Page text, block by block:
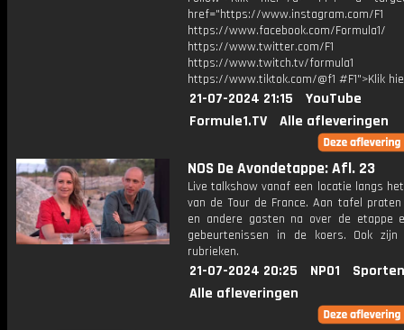
href="https://www.instagram.com/F1
https://www.facebook.com/Formula1/
https://www.twitter.com/F1
https://www.twitch.tv/formula1
https://www.tiktok.com/@f1 #F1">Klik
21-07-2024 21:15
YouTube
Formule1.TV
Alle afleveringen
NOS De Avondetappe: Afl. 23
Live talkshow vanaf een locatie langs
van de Tour de France. Aan tafel
en andere gasten na over de etappe
gebeurtenissen in de koers. Ook
rubrieken.
21-07-2024 20:25 NPO1
Alle afleveringen